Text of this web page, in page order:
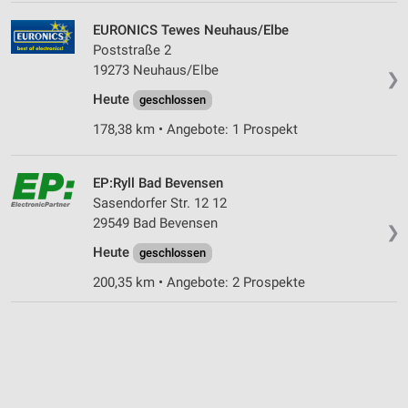
❯
EURONICS Tewes Neuhaus/Elbe
Poststraße 2
19273 Neuhaus/Elbe
Heute
geschlossen
178,38 km • Angebote: 1 Prospekt
❯
EP:Ryll Bad Bevensen
Sasendorfer Str. 12 12
29549 Bad Bevensen
Heute
geschlossen
200,35 km • Angebote: 2 Prospekte